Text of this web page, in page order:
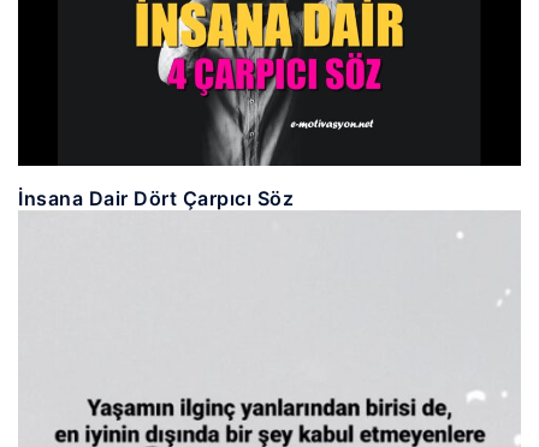
İnsana Dair Dört Çarpıcı Söz